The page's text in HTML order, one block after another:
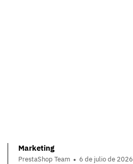
Marketing
PrestaShop Team 6 de julio de 2026